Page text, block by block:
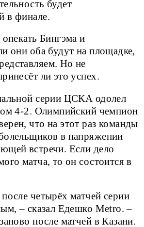
будет
в финале.
Бингэма и
они оба будут на площадке,
Но не
ли это успех.
серии ЦСКА одолел
4-2. Олимпийский чемпион
что на этот раз команды
в напряжении
встречи. Если дело
матча, то он состоится в
четырёх матчей серии
– сказал Едешко Metro. –
после матчей в Казани.